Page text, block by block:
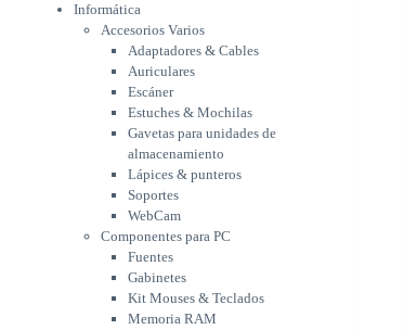
Lápices & punteros
Soportes
WebCam
Componentes para PC
Fuentes
Gabinetes
Kit Mouses & Teclados
Memoria RAM
Monitores
Mouses & Pads
Placas Madres
Procesadores
Refrigeración &
Enfriamiento
Tarjetas Gráficas
Informática
Accesorios Varios
Adaptadores & Cables
Auriculares
Escáner
Estuches & Mochilas
Gavetas para unidades de
almacenamiento
Lápices & punteros
Soportes
WebCam
Componentes para PC
Fuentes
Gabinetes
Kit Mouses & Teclados
Memoria RAM